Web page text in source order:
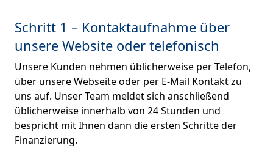
Schritt 1 – Kontaktaufnahme über
unsere Website oder telefonisch
Unsere Kunden nehmen üblicherweise per Telefon,
über unsere Webseite oder per E-Mail Kontakt zu
uns auf. Unser Team meldet sich anschließend
üblicherweise innerhalb von 24 Stunden und
bespricht mit Ihnen dann die ersten Schritte der
Finanzierung.